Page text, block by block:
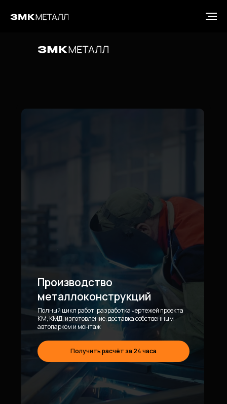
Полный цикл работ: разработка чертежей проекта
КМ, КМД, изготовление, доставка собственным
автопарком и монтаж
Производство
металлоконструкций
Получить расчёт за 24 часа